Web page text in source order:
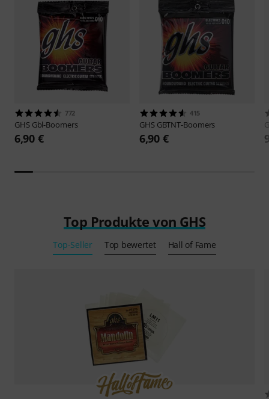
772
GHS Gbl-Boomers
6,90 €
415
GHS GBTNT-Boomers
6,90 €
Top Produkte von GHS
Top-Seller Top bewertet Hall of Fame